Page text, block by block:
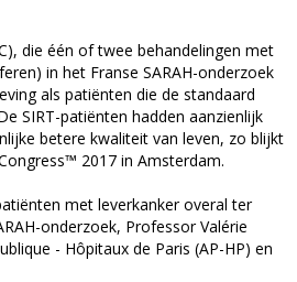
die één of twee behandelingen met
in het Franse SARAH-onderzoek
als patiënten die de standaard
SIRT-patiënten hadden aanzienlijk
betere kwaliteit van leven, zo blijkt
2017 in Amsterdam.
met leverkanker overal ter
onderzoek, Professor Valérie
- Hôpitaux de Paris (AP-HP) en